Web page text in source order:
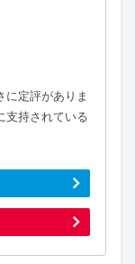
に定評がありま
支持されている